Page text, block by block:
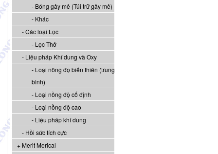
Bóng gây mê (Túi trữ gây mê)
Khác
Các loại Lọc
Lọc Thở
Liệu pháp Khí dung và Oxy
Loại nồng độ biến thiên (trung
bình)
Loại nồng độ cố định
Loại nồng độ cao
Liệu pháp khí dung
Hồi sức tích cực
Merit Merical